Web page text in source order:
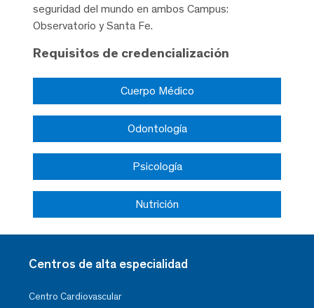
seguridad del mundo en ambos Campus:
Observatorio y Santa Fe.
Requisitos de credencialización
Cuerpo Médico
Odontología
Psicología
Nutrición
Centros de alta especialidad
Centro Cardiovascular